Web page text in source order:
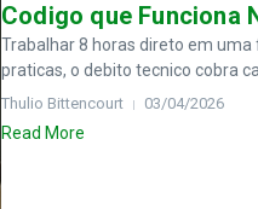
Codigo que Funciona
Trabalhar 8 horas direto em
praticas, o debito tecnico cobra
Thulio Bittencourt 03/04/2026
Read More